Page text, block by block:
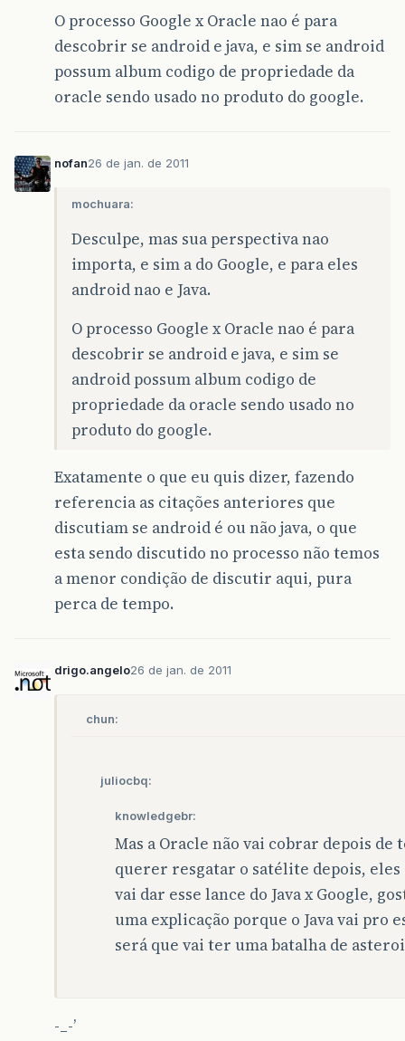
O processo Google x Oracle nao é para
descobrir se android e java, e sim se android
possum album codigo de propriedade da
oracle sendo usado no produto do google.
nofan26 de jan. de 2011
mochuara:
Desculpe, mas sua perspectiva nao
importa, e sim a do Google, e para eles
android nao e Java.
O processo Google x Oracle nao é para
descobrir se android e java, e sim se
android possum album codigo de
propriedade da oracle sendo usado no
produto do google.
Exatamente o que eu quis dizer, fazendo
referencia as citações anteriores que
discutiam se android é ou não java, o que
esta sendo discutido no processo não temos
a menor condição de discutir aqui, pura
perca de tempo.
drigo.angelo26 de jan. de 2011
chun:
juliocbq:
knowledgebr:
Mas a Oracle não vai cobrar depois de
querer resgatar o satélite depois,
vai dar esse lance do Java x Google,
uma explicação porque o Java vai pro
será que vai ter uma batalha de
-_-’